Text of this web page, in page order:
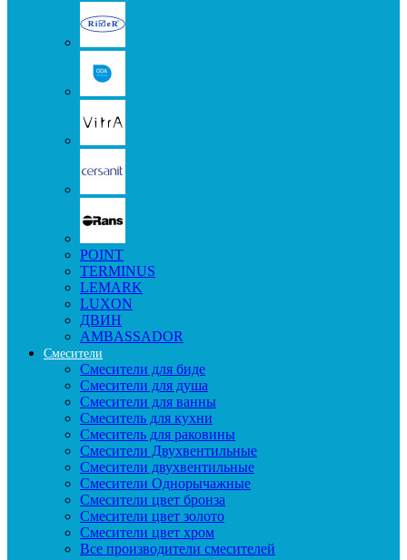
POINT
TERMINUS
LEMARK
LUXON
ДВИН
AMBASSADOR
Смесители
Смесители для биде
Смесители для душа
Смесители для ванны
Смеситель для кухни
Смеситель для раковины
Смесители Двухвентильные
Смесители двухвентильные
Смесители Однорычажные
Смесители цвет бронза
Смесители цвет золото
Смесители цвет хром
Все производители смесителей